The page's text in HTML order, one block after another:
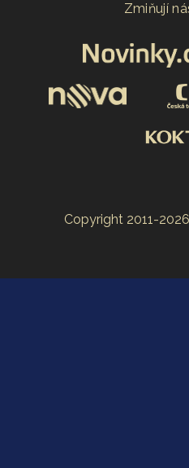
Zmiňují
Copyright 2011-